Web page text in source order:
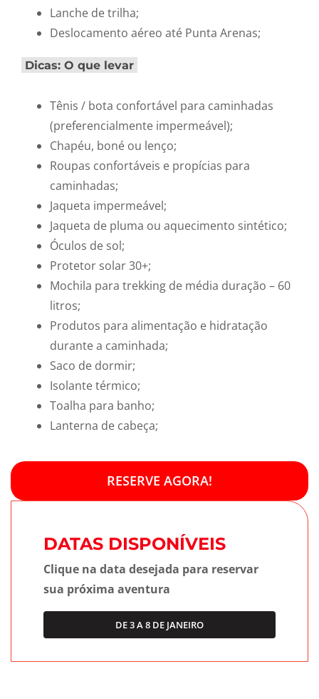
Lanche de trilha;
Deslocamento aéreo até Punta Arenas;
Dicas: O que levar
Tênis / bota confortável para caminhadas
(preferencialmente impermeável);
Chapéu, boné ou lenço;
Roupas confortáveis e propícias para
caminhadas;
Jaqueta impermeável;
Jaqueta de pluma ou aquecimento sintético;
Óculos de sol;
Protetor solar 30+;
Mochila para trekking de média duração – 60
litros;
Produtos para alimentação e hidratação
durante a caminhada;
Saco de dormir;
Isolante térmico;
Toalha para banho;
Lanterna de cabeça;
RESERVE AGORA!
DATAS DISPONÍVEIS
Clique na data desejada para reservar
sua próxima aventura
DE 3 A 8 DE JANEIRO